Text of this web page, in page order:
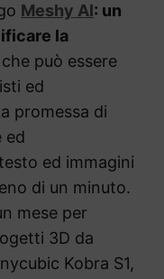
Meshy AI: un
la
può essere
ed
promessa di
ed
ed immagini
di un minuto.
mese per
3D da
Kobra S1,